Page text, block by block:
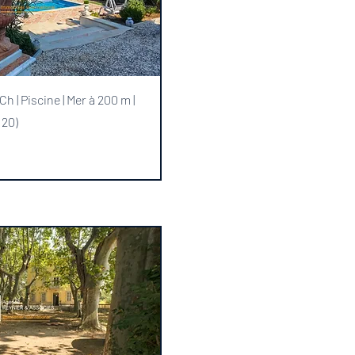
rapide
| Piscine | Mer à 200 m |